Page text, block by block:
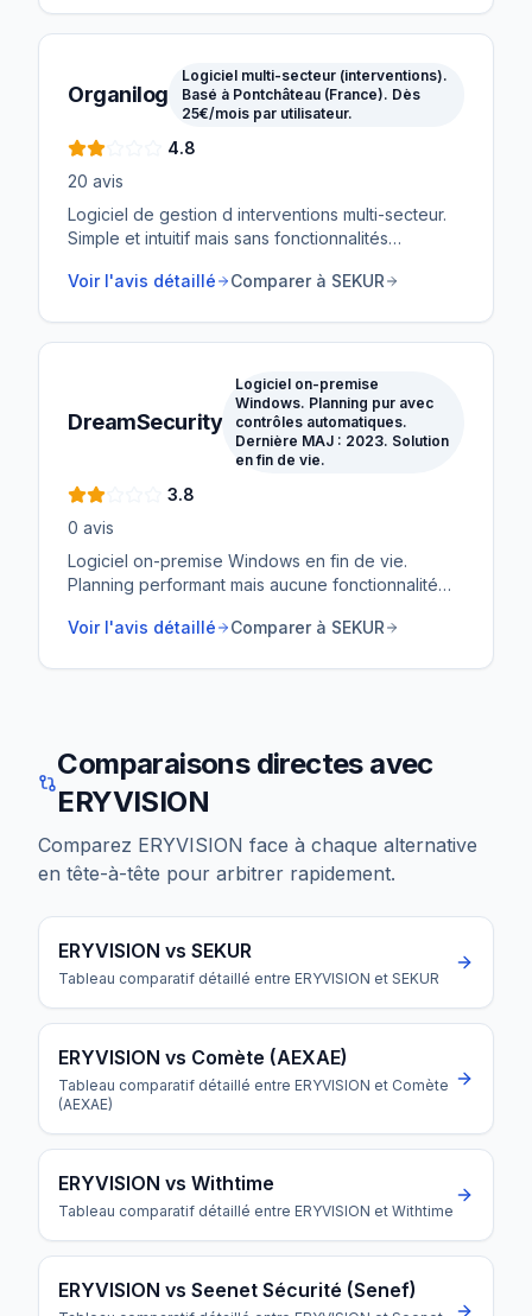
Organilog
Logiciel multi-secteur (interventions).
Basé à Pontchâteau (France). Dès
25€/mois par utilisateur.
4.8
20 avis
Logiciel de gestion d interventions multi-secteur.
Simple et intuitif mais sans fonctionnalités
Voir l'avis détaillé
Comparer à SEKUR
DreamSecurity
Logiciel on-premise
Windows. Planning pur avec
contrôles automatiques.
Dernière MAJ : 2023. Solution
en fin de vie.
3.8
0 avis
Logiciel on-premise Windows en fin de vie.
Planning performant mais aucune fonctionnalité
Voir l'avis détaillé
Comparer à SEKUR
Comparaisons directes avec
ERYVISION
Comparez ERYVISION face à chaque alternative
en tête-à-tête pour arbitrer rapidement.
ERYVISION vs SEKUR
Tableau comparatif détaillé entre ERYVISION et SEKUR
ERYVISION vs Comète (AEXAE)
Tableau comparatif détaillé entre ERYVISION et Comète
(AEXAE)
ERYVISION vs Withtime
Tableau comparatif détaillé entre ERYVISION et Withtime
ERYVISION vs Seenet Sécurité (Senef)